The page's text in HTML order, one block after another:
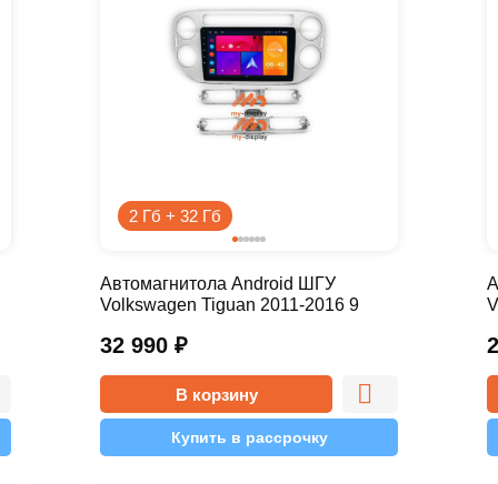
2 Гб + 32 Гб
32 990 ₽
Автомагнитола Android ШГУ
Volkswagen Tiguan 2011-2016 9
В корзину
Купить в рассрочку